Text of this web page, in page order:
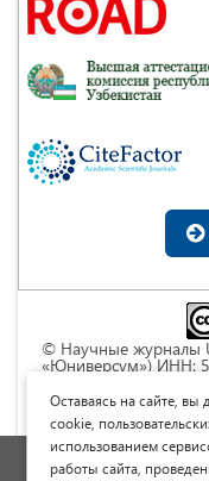
© Научные журналы
«Юниверсум») ИНН:
Commons «
Непортированная
Политика
Оставаясь на сайте, вы
cookie,
использованием
работы сайта,